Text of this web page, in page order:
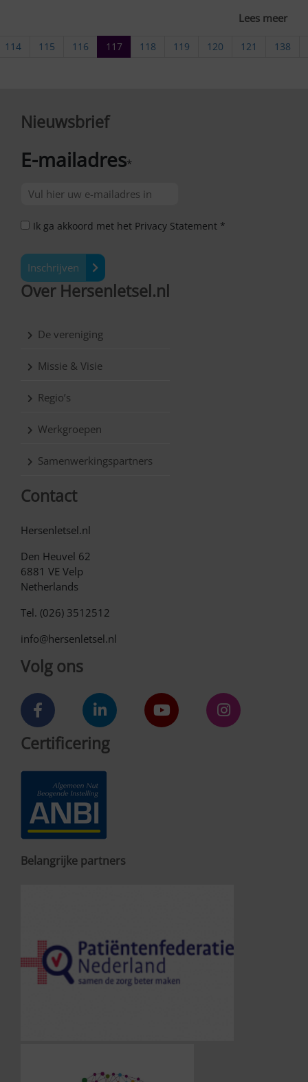
Lees meer
114 115 116 117 118 119 120 121 138
Nieuwsbrief
E-mailadres*
Ik ga akkoord met het Privacy Statement *
Inschrijven
Over Hersenletsel.nl
De vereniging
Missie & Visie
Regio’s
Werkgroepen
Samenwerkingspartners
Contact
Hersenletsel.nl
Den Heuvel 62
6881 VE Velp
Netherlands
Tel. (026) 3512512
info@hersenletsel.nl
Volg ons
Certificering
Belangrijke partners